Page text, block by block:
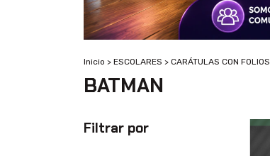
Inicio > ESCOLARES > CARÁTULAS CON FOLIOS
BATMAN
Filtrar por